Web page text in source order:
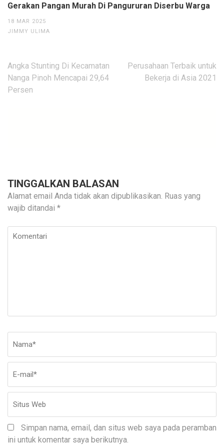
Gerakan Pangan Murah Di Pangururan Diserbu Warga
18 MAR 2025
JIMMY ULIMA
Navigasi
pos
Angka Stunting Di Kecamatan
Nanga Pinoh Mencapai 29,64
Persen
Perusahaan Terbaik untuk
Bekerja di Asia 2021
TINGGALKAN BALASAN
Alamat email Anda tidak akan dipublikasikan. Ruas yang
wajib ditandai *
Komentari
Simpan nama, email, dan situs web saya pada peramban
ini untuk komentar saya berikutnya.